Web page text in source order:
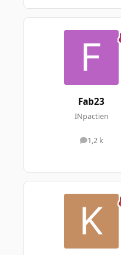
Fab23
INpactien
1,2 k
messages